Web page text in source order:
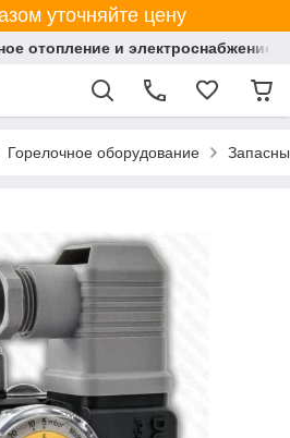
уточняйте цену
отопление и электроснабжение
Горелочное оборудование